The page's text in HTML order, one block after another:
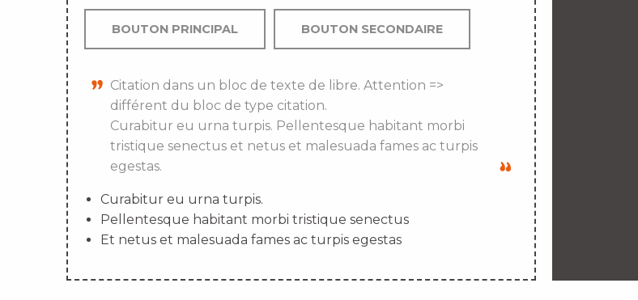
BOUTON PRINCIPAL BOUTON SECONDAIRE
Citation dans un bloc de texte de libre. Attention =>
différent du bloc de type citation.
Curabitur eu urna turpis. Pellentesque habitant morbi
tristique senectus et netus et malesuada fames ac turpis
egestas.
Curabitur eu urna turpis.
Pellentesque habitant morbi tristique senectus
Et netus et malesuada fames ac turpis egestas